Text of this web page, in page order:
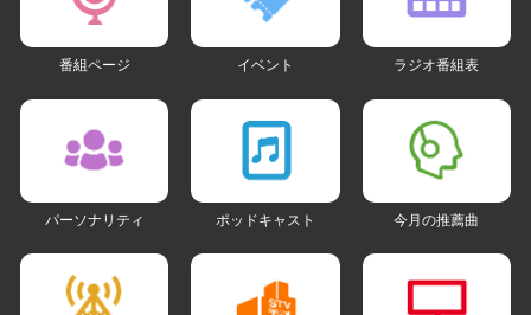
番組ページ イベント ラジオ番組表
パーソナリティ ポッドキャスト 今月の推薦曲